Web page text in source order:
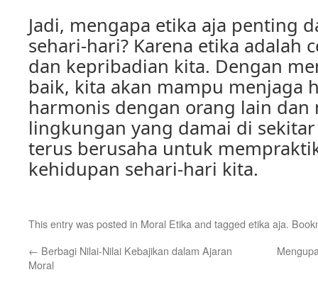
Jadi, mengapa etika aja penting
sehari-hari? Karena etika adalah
dan kepribadian kita. Dengan
baik, kita akan mampu menjaga
harmonis dengan orang lain dan
lingkungan yang damai di
terus berusaha untuk
kehidupan sehari-hari kita.
This entry was posted in Moral Etika and tagged etika aja.
← Berbagi Nilai-Nilai Kebajikan dalam Ajaran
Moral